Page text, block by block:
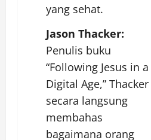
yang sehat.
Jason Thacker:
Penulis buku
“Following Jesus in a
Digital Age,” Thacker
secara langsung
membahas
bagaimana orang